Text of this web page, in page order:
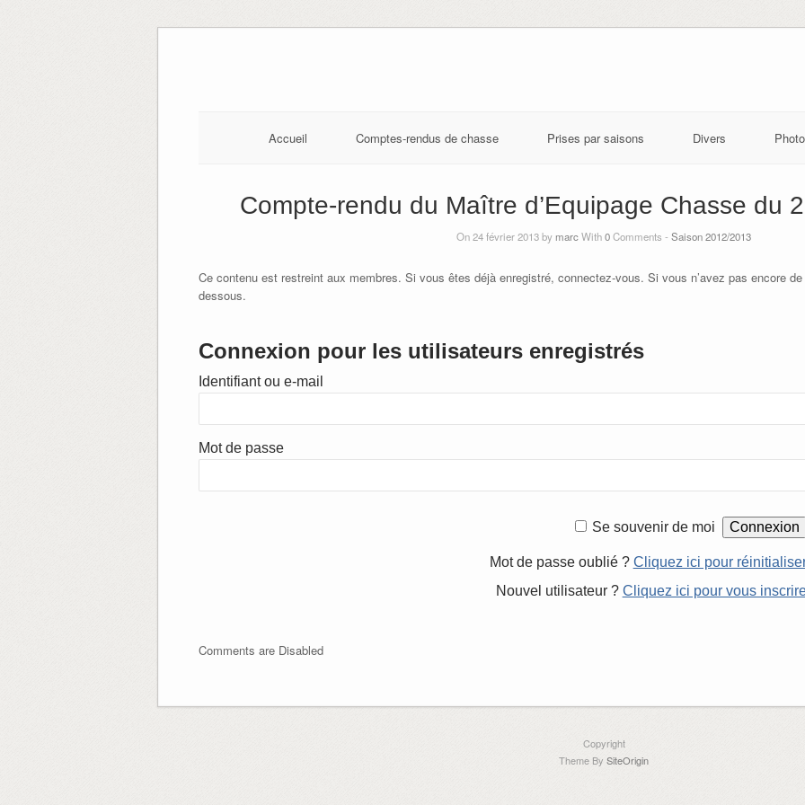
Accueil Comptes-rendus de chasse Prises par saisons Divers
Compte-rendu du Maître d’Equipage Chasse du
On 24 février 2013 by marcWith0Comments - Saison 2012/2013
Ce contenu est restreint aux membres. Si vous êtes déjà enregistré, connectez-vous. Si vous n’avez pas encore
dessous.
Connexion pour les utilisateurs enregistrés
Identifiant ou e-mail
Mot de passe
Se souvenir de moi
Mot de passe oublié ? Cliquez ici pour
Nouvel utilisateur ? Cliquez ici pour vous
Comments are Disabled
Copyright
Theme By SiteOrigin